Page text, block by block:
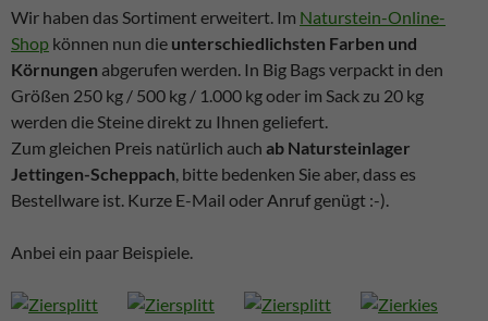
Wir haben das Sortiment erweitert. Im Naturstein-Online-
Shop können nun die unterschiedlichsten Farben und
Körnungen abgerufen werden. In Big Bags verpackt in den
Größen 250 kg / 500 kg / 1.000 kg oder im Sack zu 20 kg
werden die Steine direkt zu Ihnen geliefert.
Zum gleichen Preis natürlich auch ab Natursteinlager
Jettingen-Scheppach, bitte bedenken Sie aber, dass es
Bestellware ist. Kurze E-Mail oder Anruf genügt :-).
Anbei ein paar Beispiele.